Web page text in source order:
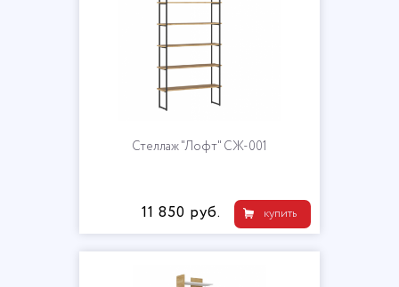
Стеллаж "Лофт" СЖ-001
купить
11 850 руб.